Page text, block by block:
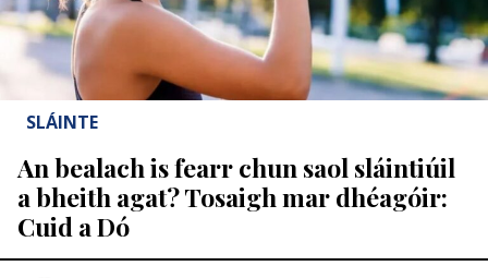
SLÁINTE
An bealach is fearr chun saol sláintiúil
a bheith agat? Tosaigh mar dhéagóir:
Cuid a Dó